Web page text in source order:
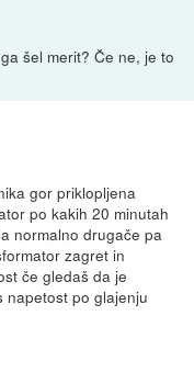
šel merit? Če ne, je to
gor priklopljena
po kakih 20 minutah
normalno drugače pa
zagret in
če gledaš da je
napetost po glajenju